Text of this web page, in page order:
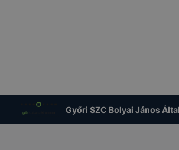
Győri SZC Bolyai János
felhasználóink nem lesznek képesek
vagy a honlap a tervezettől